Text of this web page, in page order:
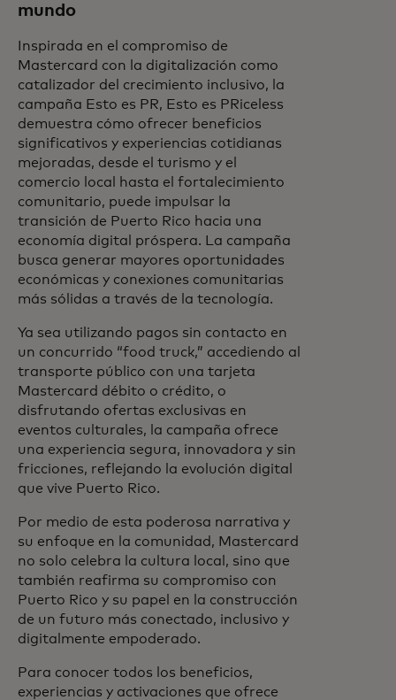
mundo
Inspirada en el compromiso de
Mastercard con la digitalización como
catalizador del crecimiento inclusivo, la
campaña Esto es PR, Esto es PRiceless
demuestra cómo ofrecer beneficios
significativos y experiencias cotidianas
mejoradas, desde el turismo y el
comercio local hasta el fortalecimiento
comunitario, puede impulsar la
transición de Puerto Rico hacia una
economía digital próspera. La campaña
busca generar mayores oportunidades
económicas y conexiones comunitarias
más sólidas a través de la tecnología.
Ya sea utilizando pagos sin contacto en
un concurrido “food truck,” accediendo al
transporte público con una tarjeta
Mastercard débito o crédito, o
disfrutando ofertas exclusivas en
eventos culturales, la campaña ofrece
una experiencia segura, innovadora y sin
fricciones, reflejando la evolución digital
que vive Puerto Rico.
Por medio de esta poderosa narrativa y
su enfoque en la comunidad, Mastercard
no solo celebra la cultura local, sino que
también reafirma su compromiso con
Puerto Rico y su papel en la construcción
de un futuro más conectado, inclusivo y
digitalmente empoderado.
Para conocer todos los beneficios,
experiencias y activaciones que ofrece